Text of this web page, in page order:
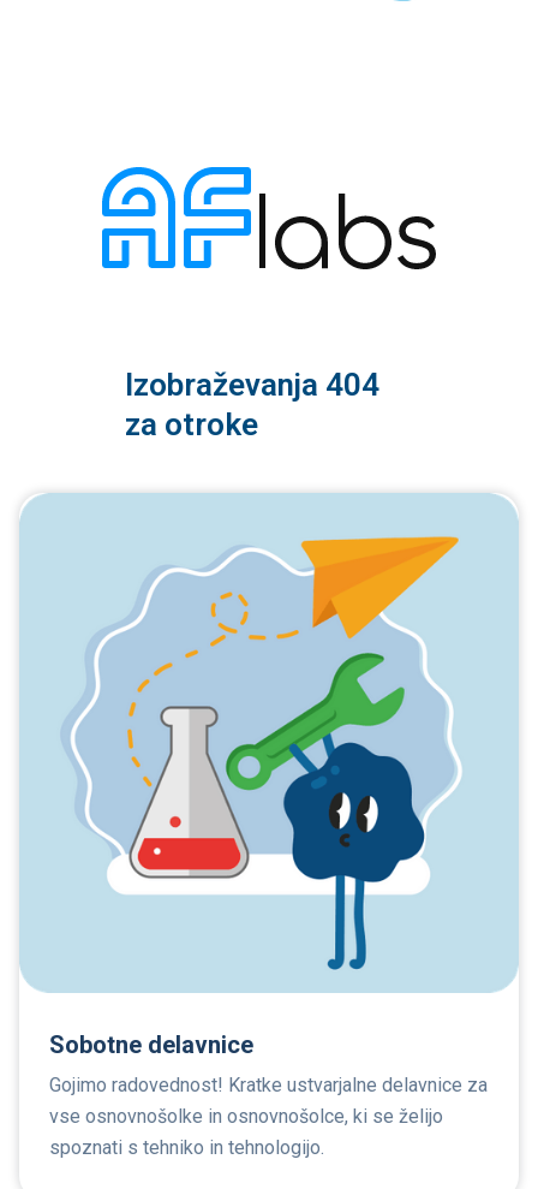
Izobraževanja 404
za otroke
Sobotne delavnice
Gojimo radovednost! Kratke ustvarjalne delavnice za
vse osnovnošolke in osnovnošolce, ki se želijo
spoznati s tehniko in tehnologijo.